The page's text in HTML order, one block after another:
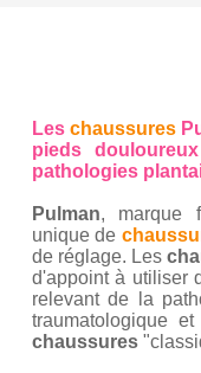
Les chaussures
pieds
pathologies
Pulman, marque
unique de
de réglage. Les
d'appoint à utiliser
relevant de la
traumatologique
chaussures